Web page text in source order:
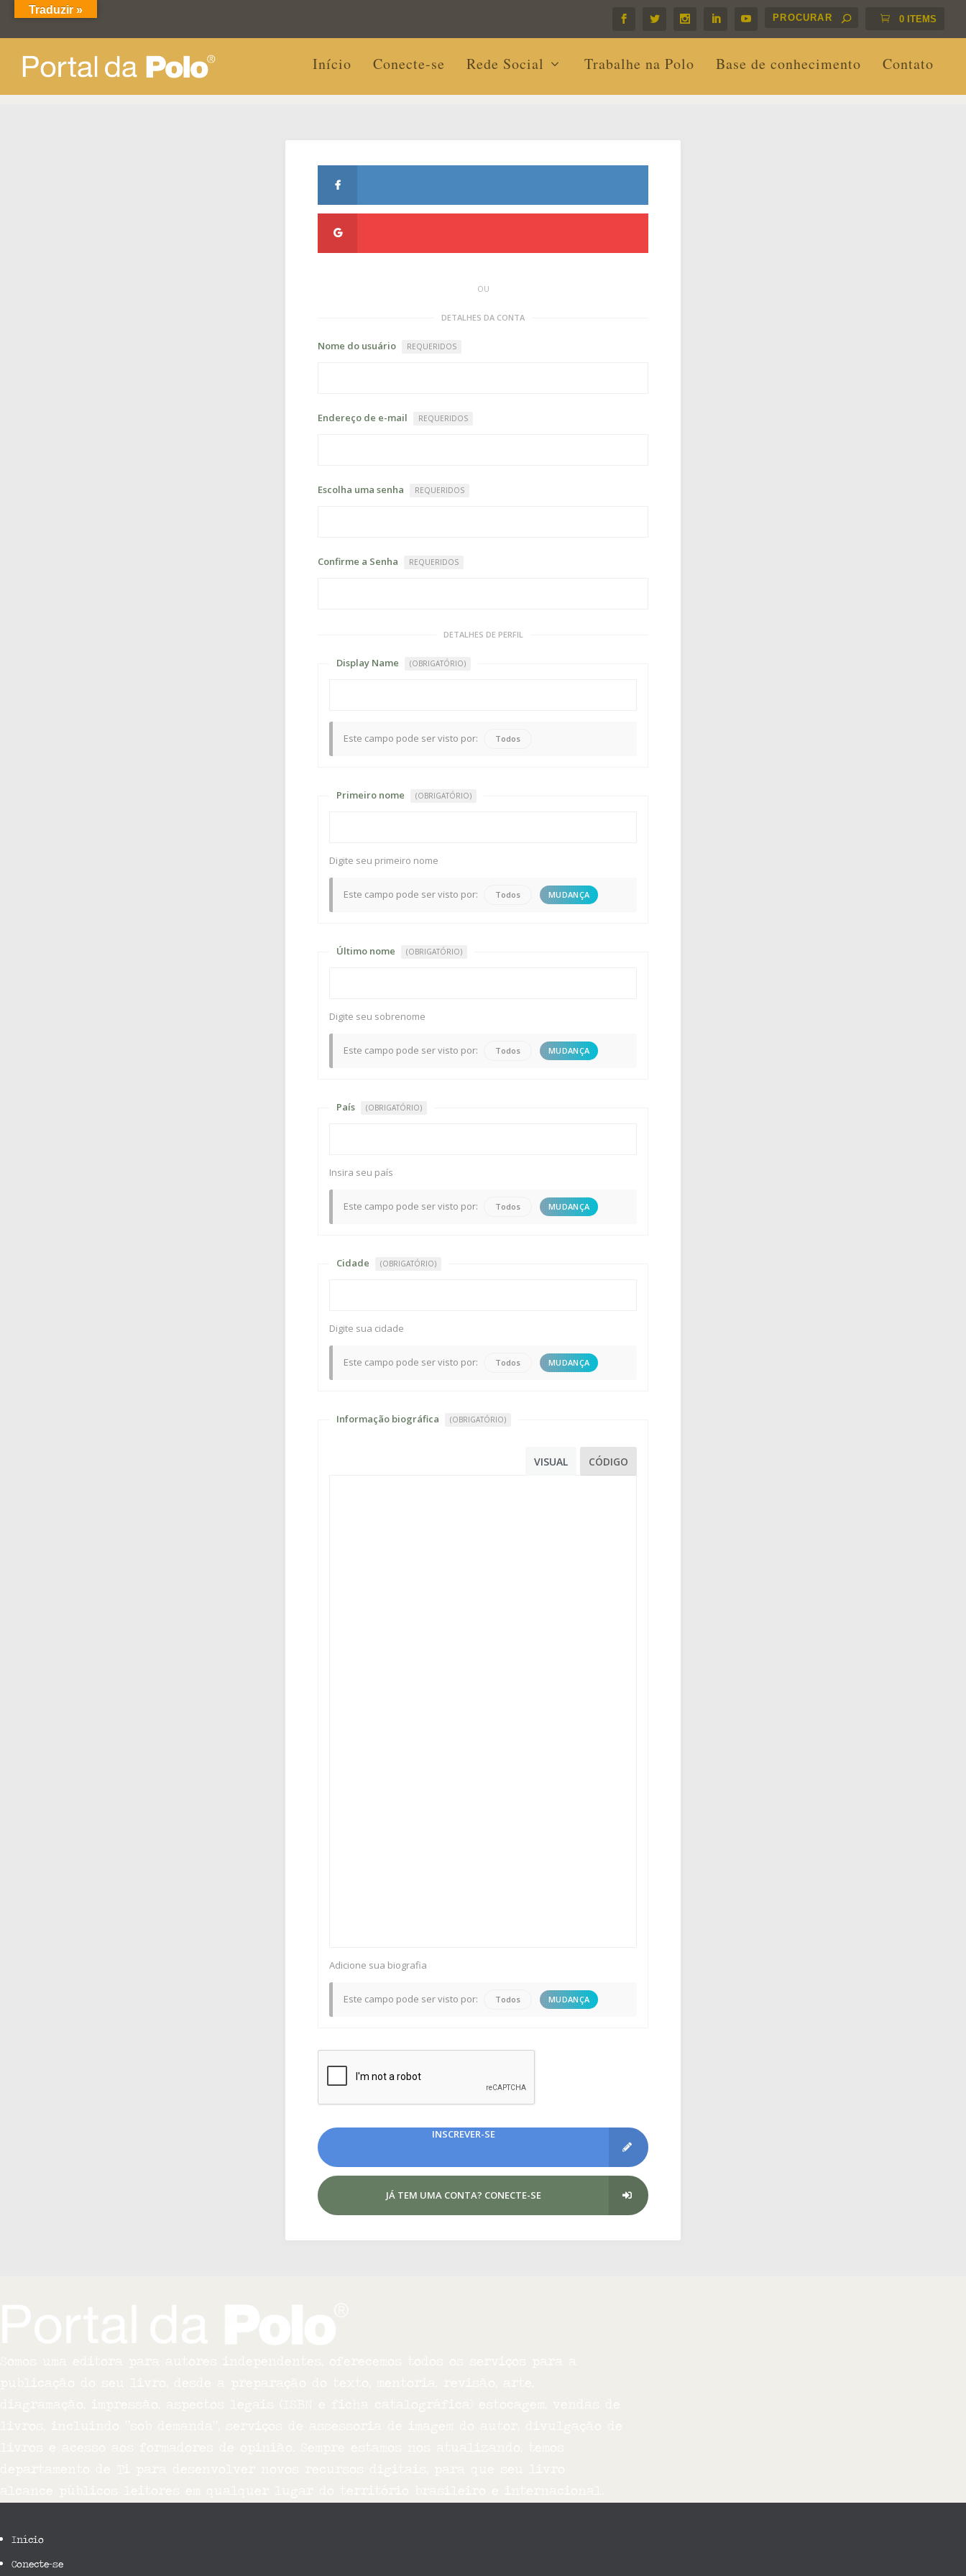
0 ITEMS
Início Conecte-se Rede Social Trabalhe na Polo Base de conhecimento Contato
OU
DETALHES DA CONTA
Nome do usuário REQUERIDOS
Endereço de e-mail REQUERIDOS
Escolha uma senha REQUERIDOS
Confirme a Senha REQUERIDOS
DETALHES DE PERFIL
Display Name (OBRIGATÓRIO)
Este campo pode ser visto por: Todos
Primeiro nome (OBRIGATÓRIO)
Digite seu primeiro nome
Este campo pode ser visto por: Todos MUDANÇA
Último nome (OBRIGATÓRIO)
Digite seu sobrenome
Este campo pode ser visto por: Todos MUDANÇA
País (OBRIGATÓRIO)
Insira seu país
Este campo pode ser visto por: Todos MUDANÇA
Cidade (OBRIGATÓRIO)
Digite sua cidade
Este campo pode ser visto por: Todos MUDANÇA
informação biográfica (OBRIGATÓRIO)
VISUAL CÓDIGO
Adicione sua biografia
Este campo pode ser visto por: Todos MUDANÇA
INSCREVER-SE
JÁ TEM UMA CONTA? CONECTE-SE
Início
Conecte-se
Traduzir »